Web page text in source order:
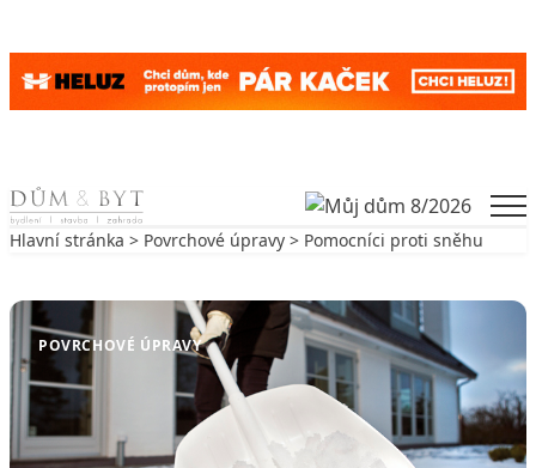
Skip to content
Hlavní stránka > Povrchové úpravy > Pomocníci proti sněhu
POVRCHOVÉ ÚPRAVY